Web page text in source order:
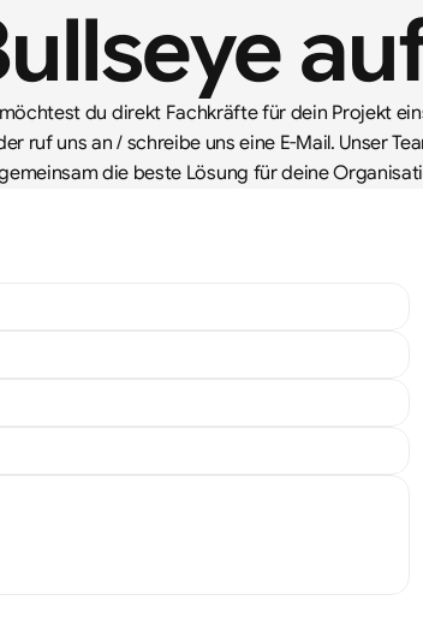
du direkt Fachkräfte für dein Projekt
ruf uns an / schreibe uns eine E-Mail. Unser
die beste Lösung für deine